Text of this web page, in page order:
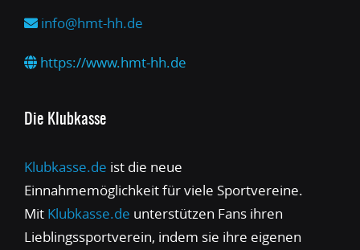
info@hmt-hh.de
https://www.hmt-hh.de
Die Klubkasse
Klubkasse.de ist die neue
Einnahmemöglichkeit für viele Sportvereine.
Mit Klubkasse.de unterstützen Fans ihren
Lieblingssportverein, indem sie ihre eigenen